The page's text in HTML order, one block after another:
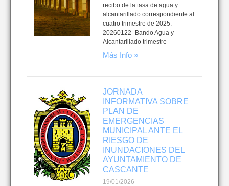
recibo de la tasa de agua y
alcantarillado correspondiente al
cuatro trimestre de 2025.
20260122_Bando Agua y
Alcantarillado trimestre
Más Info »
JORNADA
INFORMATIVA SOBRE
PLAN DE
EMERGENCIAS
MUNICIPAL ANTE EL
RIESGO DE
INUNDACIONES DEL
AYUNTAMIENTO DE
CASCANTE
19/01/2026